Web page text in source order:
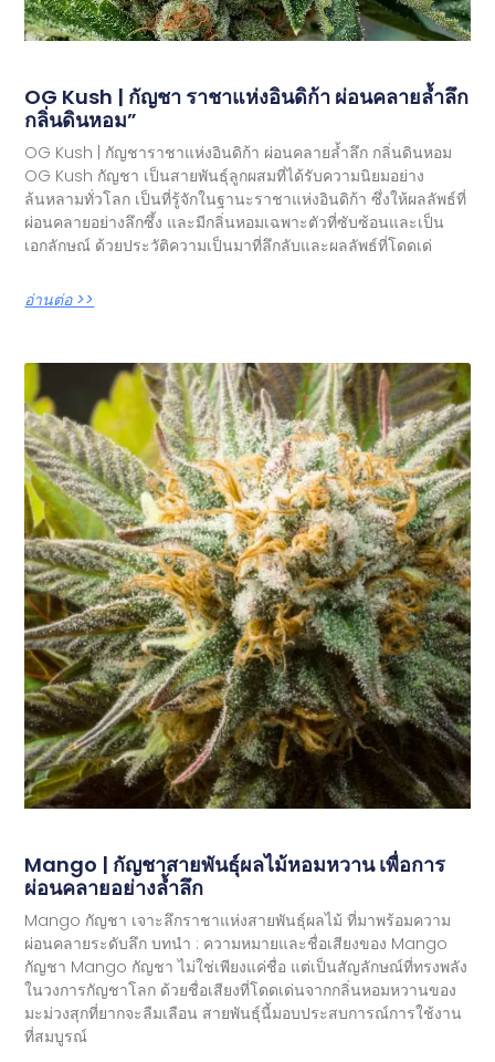
OG Kush | กัญชา ราชาแห่งอินดิก้า ผ่อนคลายล้ำลึก
กลิ่นดินหอม”
OG Kush | กัญชาราชาแห่งอินดิก้า ผ่อนคลายล้ำลึก กลิ่นดินหอม
OG Kush กัญชา เป็นสายพันธุ์ลูกผสมที่ได้รับความนิยมอย่าง
ล้นหลามทั่วโลก เป็นที่รู้จักในฐานะราชาแห่งอินดิก้า ซึ่งให้ผลลัพธ์ที่
ผ่อนคลายอย่างลึกซึ้ง และมีกลิ่นหอมเฉพาะตัวที่ซับซ้อนและเป็น
เอกลักษณ์ ด้วยประวัติความเป็นมาที่ลึกลับและผลลัพธ์ที่โดดเด่
อ่านต่อ >>
Mango | กัญชาสายพันธุ์ผลไม้หอมหวาน เพื่อการ
ผ่อนคลายอย่างล้ำลึก
Mango กัญชา เจาะลึกราชาแห่งสายพันธุ์ผลไม้ ที่มาพร้อมความ
ผ่อนคลายระดับลึก บทนำ : ความหมายและชื่อเสียงของ Mango
กัญชา Mango กัญชา ไม่ใช่เพียงแค่ชื่อ แต่เป็นสัญลักษณ์ที่ทรงพลัง
ในวงการกัญชาโลก ด้วยชื่อเสียงที่โดดเด่นจากกลิ่นหอมหวานของ
มะม่วงสุกที่ยากจะลืมเลือน สายพันธุ์นี้มอบประสบการณ์การใช้งาน
ที่สมบูรณ์